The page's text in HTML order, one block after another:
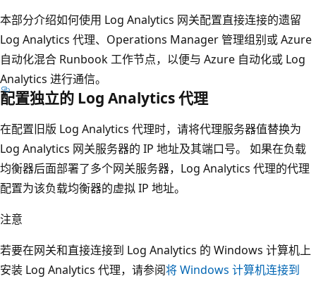
本部分介绍如何使用 Log Analytics 网关配置直接连接的遗留
Log Analytics 代理、Operations Manager 管理组别或 Azure
自动化混合 Runbook 工作节点，以便与 Azure 自动化或 Log
Analytics 进行通信。
配置独立的 Log Analytics 代理
在配置旧版 Log Analytics 代理时，请将代理服务器值替换为
Log Analytics 网关服务器的 IP 地址及其端口号。 如果在负载
均衡器后面部署了多个网关服务器，Log Analytics 代理的代理
配置为该负载均衡器的虚拟 IP 地址。
注意
若要在网关和直接连接到 Log Analytics 的 Windows 计算机上
安装 Log Analytics 代理，请参阅将 Windows 计算机连接到